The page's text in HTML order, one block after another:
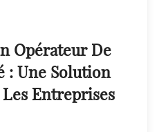
Opérateur De
: Une Solution
Entreprises